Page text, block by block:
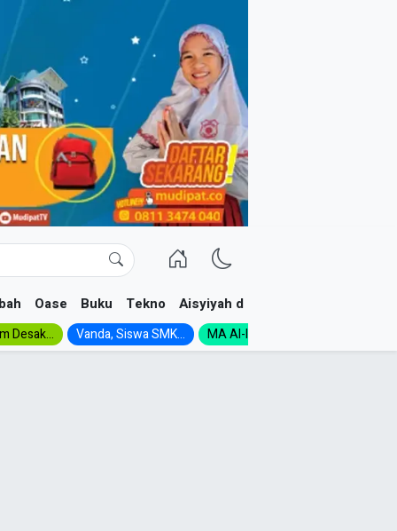
Oase Buku Tekno Aisyiyah dan NA
Desak... Vanda, Siswa SMK... MA Al-Ishlah Gelar...